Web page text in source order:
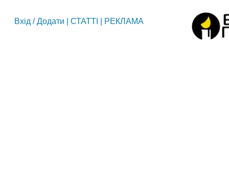
Вхід /Додати СТАТТІ РЕКЛАМА